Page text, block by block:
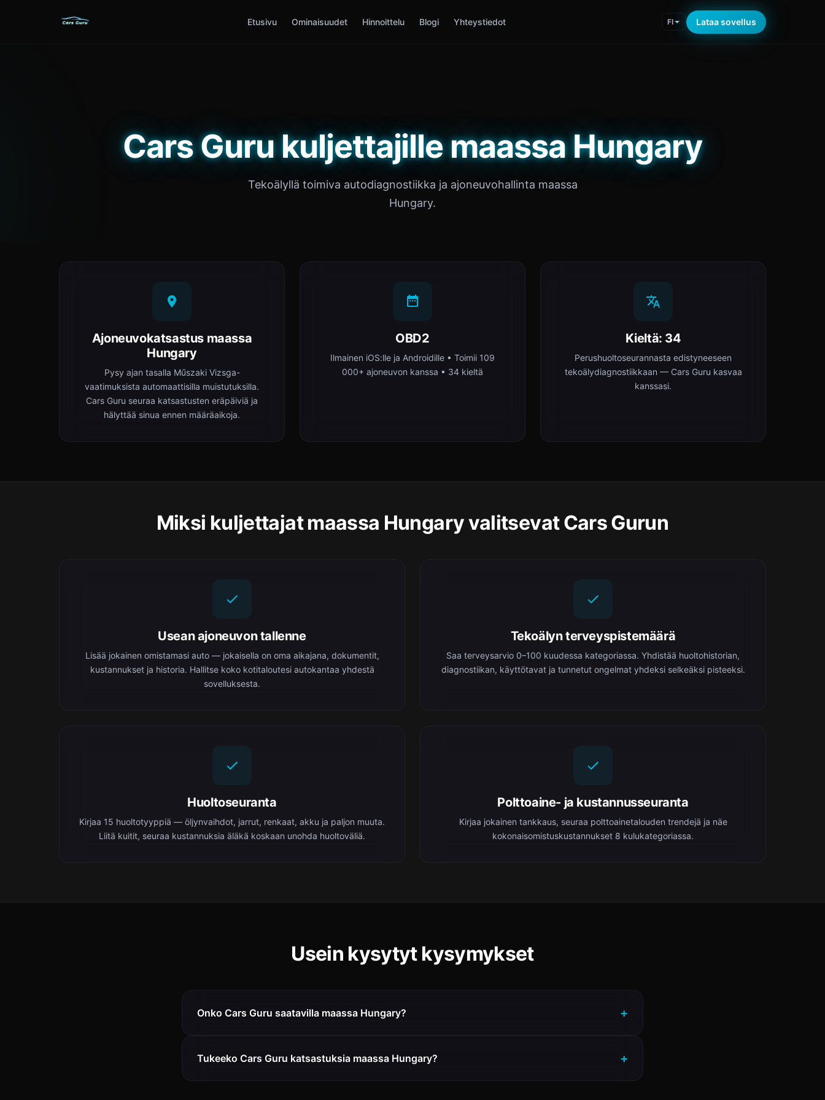
Etusivu Ominaisuudet Hinnoittelu Blogi Yhteystiedot FI Lataa sovellus
Cars Guru kuljettajille maassa Hungary
Tekoälyllä toimiva autodiagnostiikka ja ajoneuvohallinta maassa
Hungary.
Ajoneuvokatsastus maassa
Hungary
Pysy ajan tasalla Műszaki Vizsga-
vaatimuksista automaattisilla muistutuksilla.
Cars Guru seuraa katsastusten eräpäiviä ja
hälyttää sinua ennen määräaikoja.
OBD2
Ilmainen iOS:lle ja Androidille • Toimii 109
000+ ajoneuvon kanssa • 34 kieltä
Kieltä: 34
Perushuoltoseurannasta edistyneeseen
tekoälydiagnostiikkaan — Cars Guru kasvaa
kanssasi.
Miksi kuljettajat maassa Hungary valitsevat Cars Gurun
Usean ajoneuvon tallenne
Lisää jokainen omistamasi auto — jokaisella on oma aikajana, dokumentit,
kustannukset ja historia. Hallitse koko kotitaloutesi autokantaa yhdestä
sovelluksesta.
Tekoälyn terveyspistemäärä
Saa terveysarvio 0–100 kuudessa kategoriassa. Yhdistää huoltohistorian,
diagnostiikan, käyttötavat ja tunnetut ongelmat yhdeksi selkeäksi pisteeksi.
Huoltoseuranta
Kirjaa 15 huoltotyyppiä — öljynvaihdot, jarrut, renkaat, akku ja paljon muuta.
Liitä kuitit, seuraa kustannuksia äläkä koskaan unohda huoltoväliä.
Polttoaine- ja kustannusseuranta
Kirjaa jokainen tankkaus, seuraa polttoainetalouden trendejä ja näe
kokonaisomistuskustannukset 8 kulukategoriassa.
Usein kysytyt kysymykset
Onko Cars Guru saatavilla maassa Hungary?
Tukeeko Cars Guru katsastuksia maassa Hungary?